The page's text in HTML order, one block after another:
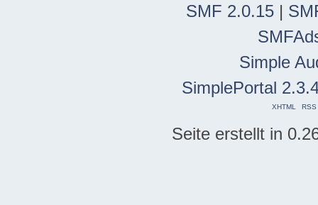
SMF 2.0.15 |
Simple
SimplePortal
XHTML RSS
Seite erstellt in